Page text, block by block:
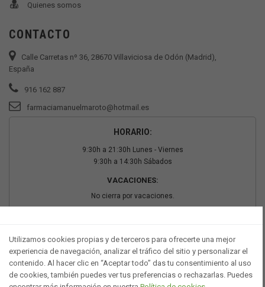
Quienes somos
CONTACTO
Calle Carretas nº 36, 28670 Villaviciosa de Odón (Madrid),
España
916 162 887
farmaciamanuelmaroto@hotmail.es
HORARIO:
9:30h a 21:30h Lunes - Viernes
9:30h a 14:30h Sábados
VACACIONES:
No cierra por vacaciones.
Utilizamos cookies propias y de terceros para ofrecerte una mejor
experiencia de navegación, analizar el tráfico del sitio y personalizar el
contenido. Al hacer clic en “Aceptar todo” das tu consentimiento al uso
de cookies, también puedes ver tus preferencias o rechazarlas. Puedes